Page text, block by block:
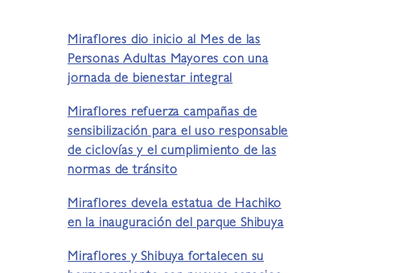
Miraflores dio inicio al Mes de las
Personas Adultas Mayores con una
jornada de bienestar integral
Miraflores refuerza campañas de
sensibilización para el uso responsable
de ciclovías y el cumplimiento de las
normas de tránsito
Miraflores devela estatua de Hachiko
en la inauguración del parque Shibuya
Miraflores y Shibuya fortalecen su